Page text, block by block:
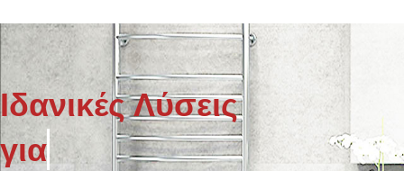
Ιδανικές Λύσεις
γιαΤΟ ΜΠΑΝ